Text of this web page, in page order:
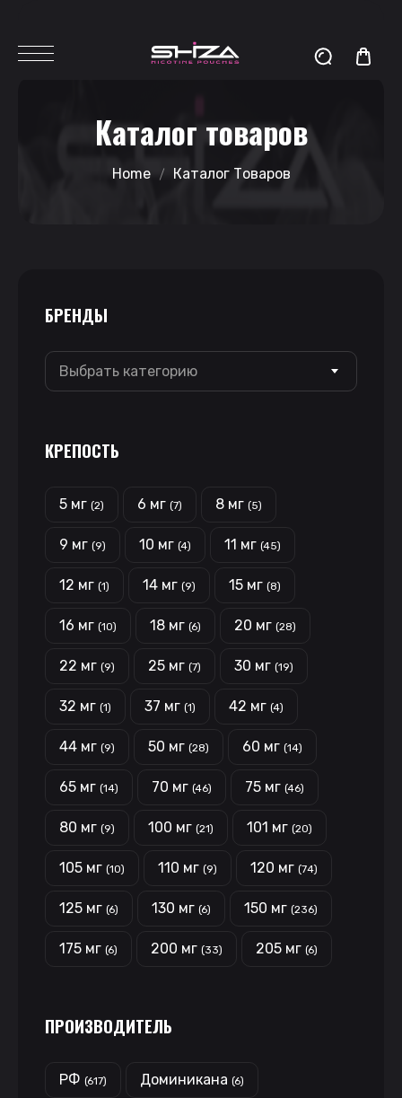
Каталог товаров
Home Каталог Товаров
БРЕНДЫ
Выбрать категорию
КРЕПОСТЬ
5 мг (2) 6 мг (7) 8 мг (5)
9 мг (9) 10 мг (4) 11 мг (45)
12 мг (1) 14 мг (9) 15 мг (8)
16 мг (10) 18 мг (6) 20 мг (28)
22 мг (9) 25 мг (7) 30 мг (19)
32 мг (1) 37 мг (1) 42 мг (4)
44 мг (9) 50 мг (28) 60 мг (14)
65 мг (14) 70 мг (46) 75 мг (46)
80 мг (9) 100 мг (21) 101 мг (20)
105 мг (10) 110 мг (9) 120 мг (74)
125 мг (6) 130 мг (6) 150 мг (236)
175 мг (6) 200 мг (33) 205 мг (6)
ПРОИЗВОДИТЕЛЬ
РФ (617) Доминикана (6)